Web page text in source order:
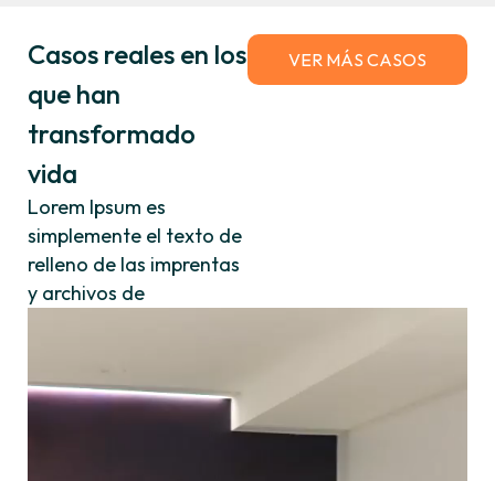
Casos reales en los
que han
transformado
vida
Lorem Ipsum es
simplemente el texto de
relleno de las imprentas
y archivos de
VER MÁS CASOS